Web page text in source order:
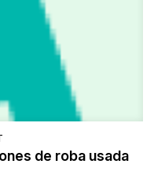
de roba usada